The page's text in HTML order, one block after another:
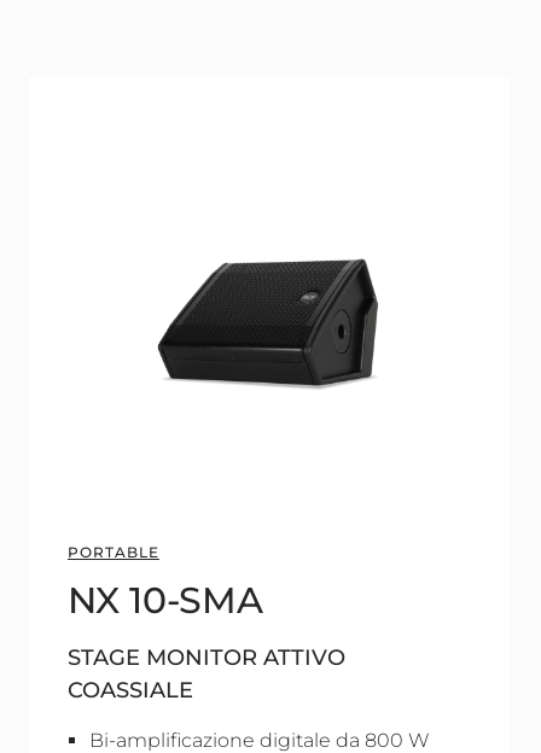
PORTABLE
NX 10-SMA
STAGE MONITOR ATTIVO
COASSIALE
Bi-amplificazione digitale da 800 W